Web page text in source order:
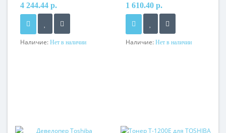
4 244.44 р.
Наличие: Нет в наличии
1 610.40 р.
Наличие: Нет в наличии